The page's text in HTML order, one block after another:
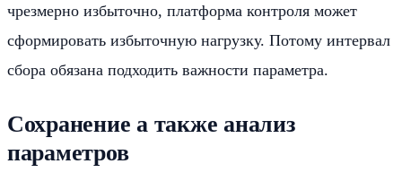
чрезмерно избыточно, платформа контроля может
сформировать избыточную нагрузку. Потому интервал
сбора обязана подходить важности параметра.
Сохранение а также анализ
параметров